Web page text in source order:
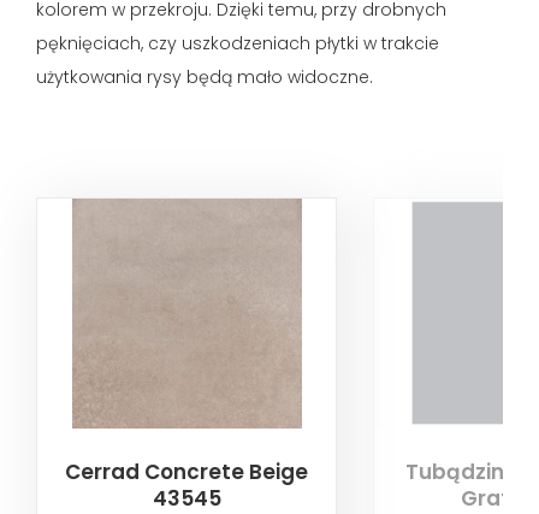
kolorem w przekroju. Dzięki temu, przy drobnych
pęknięciach, czy uszkodzeniach płytki w trakcie
użytkowania rysy będą mało widoczne.
Cerrad Concrete Beige
43545
Tubądzin
Grafite